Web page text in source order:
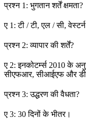
प्रश्न 1: भुगतान शर्तें क्षमता?
ए 1: टी / टी, एल / सी,
प्रश्न 2: व्यापार की शर्तें?
ए 2: इनकोटर्म्स 2010 के
सीएफआर, सीआईएफ और
प्रश्न 3: उद्धरण की वैधता?
ए 3: 30 दिनों के भीतर।